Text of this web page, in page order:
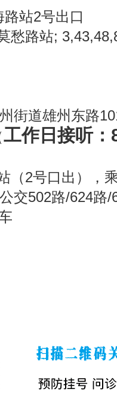
站2号出口
愁路站;
街道雄州东路
工作日接听
（2号口出），
交502路/624路